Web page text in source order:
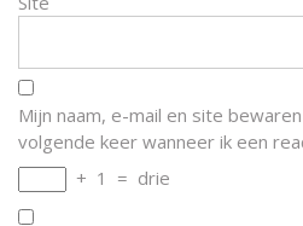
Mijn naam, e-mail en site
volgende keer wanneer ik een
+ 1 = drie